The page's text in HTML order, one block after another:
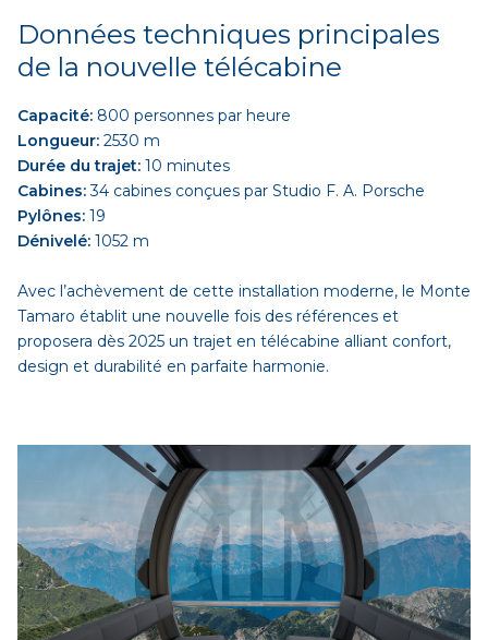
Données techniques principales
de la nouvelle télécabine
Capacité: 800 personnes par heure
Longueur: 2530 m
Durée du trajet: 10 minutes
Cabines:34 cabines conçues par Studio F. A. Porsche
Pylônes: 19
Dénivelé: 1052 m
Avec l’achèvement de cette installation moderne, le Monte
Tamaro établit une nouvelle fois des références et
proposera dès 2025 un trajet en télécabine alliant confort,
design et durabilité en parfaite harmonie.